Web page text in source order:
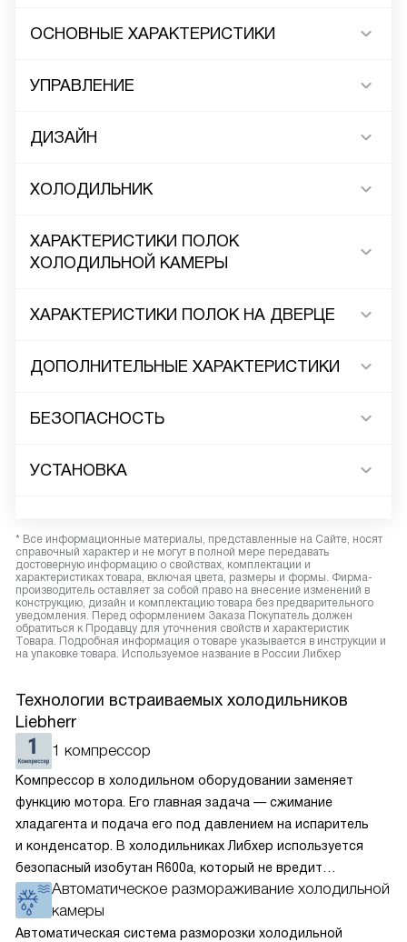
ОСНОВНЫЕ ХАРАКТЕРИСТИКИ
УПРАВЛЕНИЕ
ДИЗАЙН
ХОЛОДИЛЬНИК
ХАРАКТЕРИСТИКИ ПОЛОК
ХОЛОДИЛЬНОЙ КАМЕРЫ
ХАРАКТЕРИСТИКИ ПОЛОК НА ДВЕРЦЕ
ДОПОЛНИТЕЛЬНЫЕ ХАРАКТЕРИСТИКИ
БЕЗОПАСНОСТЬ
УСТАНОВКА
* Все информационные материалы, представленные на Сайте, носят
справочный характер и не могут в полной мере передавать
достоверную информацию о свойствах, комплектации и
характеристиках товара, включая цвета, размеры и формы. Фирма-
производитель оставляет за собой право на внесение изменений в
конструкцию, дизайн и комплектацию товара без предварительного
уведомления. Перед оформлением Заказа Покупатель должен
обратиться к Продавцу для уточнения свойств и характеристик
Товара. Подробная информация о товаре указывается в инструкции и
на упаковке товара. Используемое название в России Либхер
Технологии встраиваемых холодильников
Liebherr
1 компрессор
Компрессор в холодильном оборудовании заменяет
функцию мотора. Его главная задача — сжимание
хладагента и подача его под давлением на испаритель
и конденсатор. В холодильниках Либхер используется
безопасный изобутан R600a, который не вредит
окружающей среде. Компрессор перегоняет его
по охладительному контуру по принципу насоса. Чем
лучше работает «мотор» прибора, тем качественнее
Автоматическое размораживание холодильной
камеры
Автоматическая система разморозки холодильной